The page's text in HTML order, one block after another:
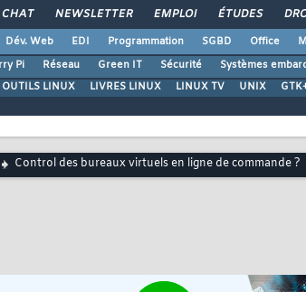
CHAT NEWSLETTER EMPLOI ÉTUDES
Dév. Web EDI Programmation SGBD Office
Pi Réseau Green IT Sécurité Systèmes
OUTILS LINUX LIVRES LINUX LINUX TV UNIX
Control des bureaux virtuels en ligne de commande ?